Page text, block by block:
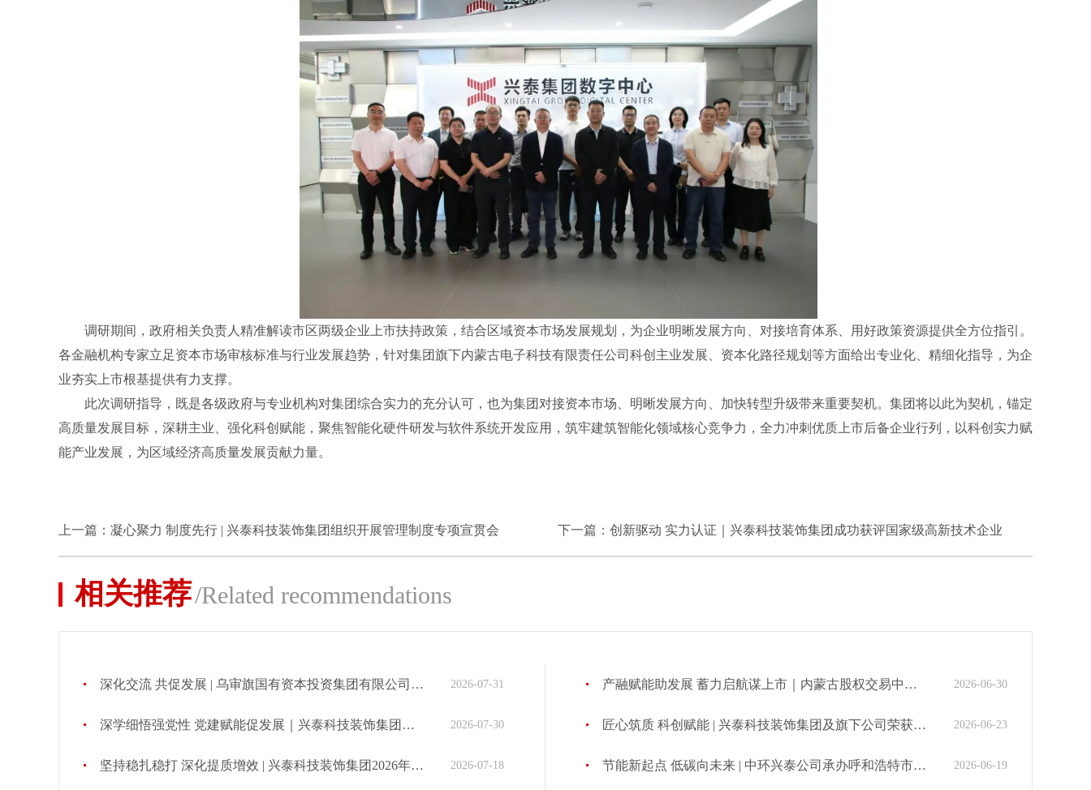
调研期间，政府相关负责人精准解读市区两级企业上市扶持政策，结合区域资本市场发展规划，为企业明晰发展方向、对接培育体系、用好政策资源提供全方位指引。
各金融机构专家立足资本市场审核标准与行业发展趋势，针对集团旗下内蒙古电子科技有限责任公司科创主业发展、资本化路径规划等方面给出专业化、精细化指导，为企
业夯实上市根基提供有力支撑。
此次调研指导，既是各级政府与专业机构对集团综合实力的充分认可，也为集团对接资本市场、明晰发展方向、加快转型升级带来重要契机。集团将以此为契机，锚定
高质量发展目标，深耕主业、强化科创赋能，聚焦智能化硬件研发与软件系统开发应用，筑牢建筑智能化领域核心竞争力，全力冲刺优质上市后备企业行列，以科创实力赋
能产业发展，为区域经济高质量发展贡献力量。
上一篇： 凝心聚力 制度先行 | 兴泰科技装饰集团组织开展管理制度专项宣贯会 下一篇： 创新驱动 实力认证｜兴泰科技装饰集团成功获评国家级高新技术企业
相关推荐/Related recommendations
2026-07-31
深化交流 共促发展 | 乌审旗国有资本投资集团有限公司领导莅临兴泰科技装饰集团考察指导
2026-07-30
深学细悟强党性 党建赋能促发展｜兴泰科技装饰集团党委召开专题宣讲会
2026-07-18
坚持稳扎稳打 深化提质增效 | 兴泰科技装饰集团2026年中工作会议圆满召开
2026-06-30
产融赋能助发展 蓄力启航谋上市｜内蒙古股权交易中心到访兴泰科技装饰集团座谈交流
2026-06-23
匠心筑质 科创赋能 | 兴泰科技装饰集团及旗下公司荣获六项自治区级工程建设工法
2026-06-19
节能新起点 低碳向未来 | 中环兴泰公司承办呼和浩特市建筑节能培训暨绿色建筑现场会